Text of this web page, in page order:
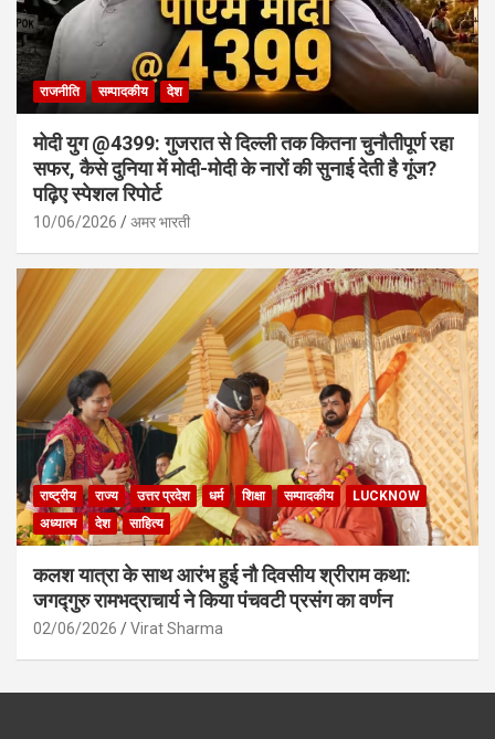
राजनीति सम्पादकीय देश
मोदी युग @4399: गुजरात से दिल्ली तक कितना चुनौतीपूर्ण रहा
सफर, कैसे दुनिया में मोदी-मोदी के नारों की सुनाई देती है गूंज?
पढ़िए स्पेशल रिपोर्ट
10/06/2026 अमर भारती
राष्ट्रीय राज्य उत्तर प्रदेश धर्म शिक्षा सम्पादकीय
LUCKNOW
अध्यात्म
देश साहित्य
कलश यात्रा के साथ आरंभ हुई नौ दिवसीय श्रीराम कथा:
जगद्गुरु रामभद्राचार्य ने किया पंचवटी प्रसंग का वर्णन
02/06/2026 Virat Sharma